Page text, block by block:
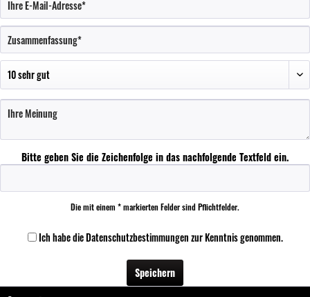
Bitte geben Sie die Zeichenfolge in das nachfolgende Textfeld ein.
Die mit einem * markierten Felder sind Pflichtfelder.
Ich habe dieDatenschutzbestimmungenzur Kenntnis genommen.
Speichern